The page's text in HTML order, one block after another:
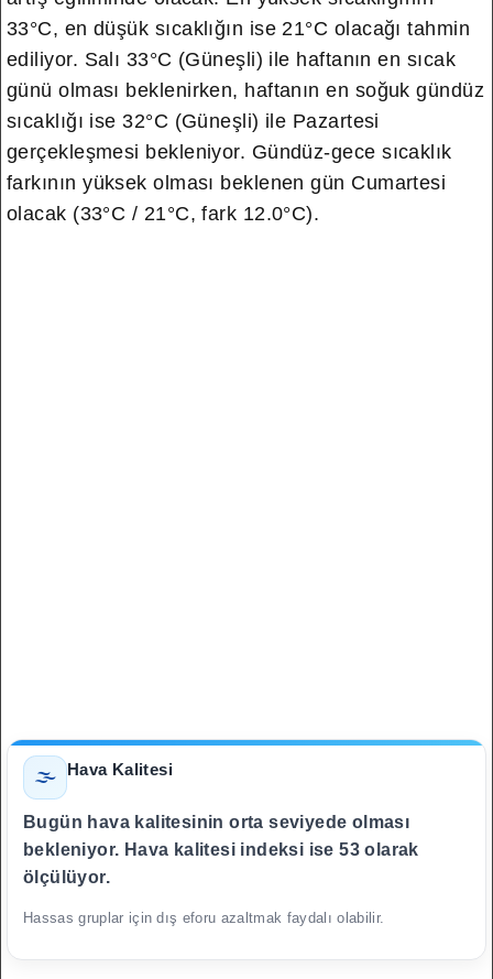
33°C, en düşük sıcaklığın ise 21°C olacağı tahmin
ediliyor. Salı 33°C (Güneşli) ile haftanın en sıcak
günü olması beklenirken, haftanın en soğuk gündüz
sıcaklığı ise 32°C (Güneşli) ile Pazartesi
gerçekleşmesi bekleniyor. Gündüz-gece sıcaklık
farkının yüksek olması beklenen gün Cumartesi
olacak (33°C / 21°C, fark 12.0°C).
🌫️ Hava Kalitesi
Bugün hava kalitesinin orta seviyede olması
bekleniyor. Hava kalitesi indeksi ise 53 olarak
ölçülüyor.
Hassas gruplar için dış eforu azaltmak faydalı olabilir.